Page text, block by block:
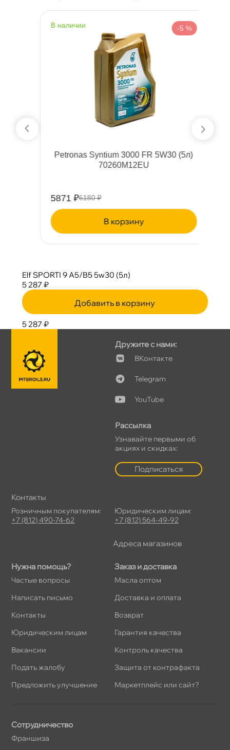
наличии -5 %
Petronas Syntium 3000 FR 5W30 (5л)
70260M12EU
5871 ₽ 6180 ₽
корзину
Elf SPORTI 9 A5/B5 5w30 (5л)
5 287 ₽
Добавить в корзину
5 287 ₽
Нужна помощь?
Частые вопросы
Написать письмо
Контакты
Юридическим лицам
акансии
Подать жалобу
Предложить улучшение
Заказ и доставка
Масла оптом
Доставка и оплата
озврат
Гарантия качества
Контроль качества
Защита от контрафакта
Маркетплейс или сайт?
Дружите с нами:
Контакте
Telegram
YouTube
Рассылка
Узнавайте первыми о
акциях и скидках:
Подписаться
Сотрудничество
Франшиза
Контакты
Розничным покупателям:
+7 (812) 490-74-62
Юридическим лицам:
+7 (812) 564-49-92
Адреса магазино